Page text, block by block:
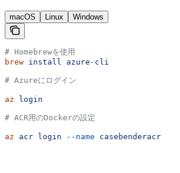
macOS Linux Windows
# Homebrewを使用
brew install azure-cli
# Azureにログイン
az login
# ACR用のDockerの設定
az acr login --name casebenderacr